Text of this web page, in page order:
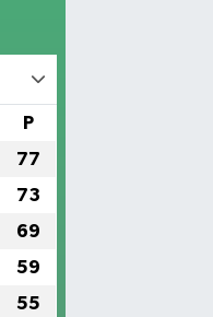
P
77
73
69
59
55